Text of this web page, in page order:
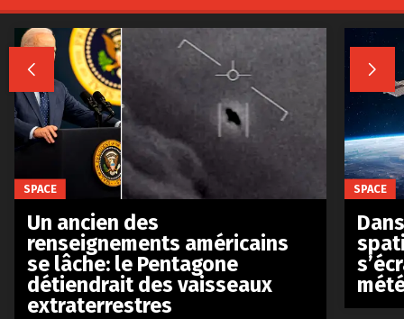
 
SPACE
Un ancien des
renseignements américains
se lâche: le Pentagone
détiendrait des vaisseaux
extraterrestres
SPACE